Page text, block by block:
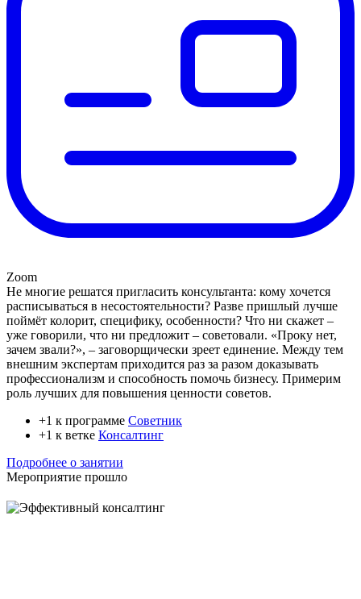
Zoom
Не многие решатся пригласить консультанта: кому хочется
расписываться в несостоятельности? Разве пришлый лучше
поймёт колорит, специфику, особенности? Что ни скажет –
уже говорили, что ни предложит – советовали. «Проку нет,
зачем звали?», – заговорщически зреет единение. Между тем
внешним экспертам приходится раз за разом доказывать
профессионализм и способность помочь бизнесу. Примерим
роль лучших для повышения ценности советов.
+1 к программе Советник
+1 к ветке Консалтинг
Подробнее о занятии
Мероприятие прошло